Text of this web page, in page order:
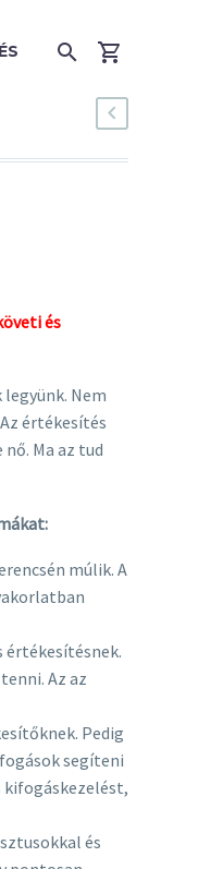
és
Nem
értékesítés
Ma az tud
múlik. A
értékesítésnek.
Az az
Pedig
segíteni
kifogáskezelést,
és